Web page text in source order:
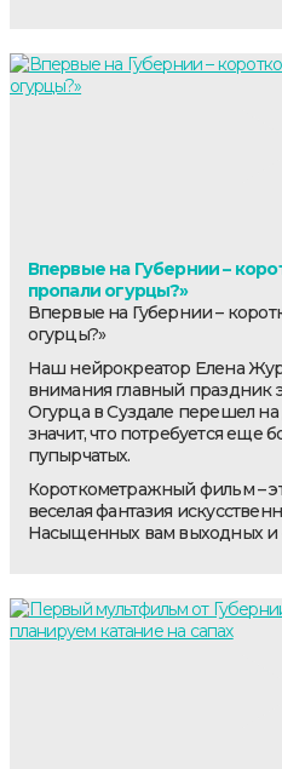
Впервые на Губернии –
пропали огурцы?»
Впервые на Губернии –
огурцы?»
Наш нейрокреатор Елена
внимания главный праздник
Огурца в Суздале перешел
значит, что потребуется еще
пупырчатых.
Короткометражный фильм –
веселая фантазия
Насыщенных вам выходных и